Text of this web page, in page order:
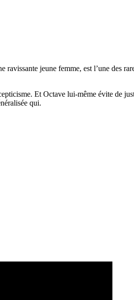
jeune femme, est l’une des
Et Octave lui-même évite de
qui.